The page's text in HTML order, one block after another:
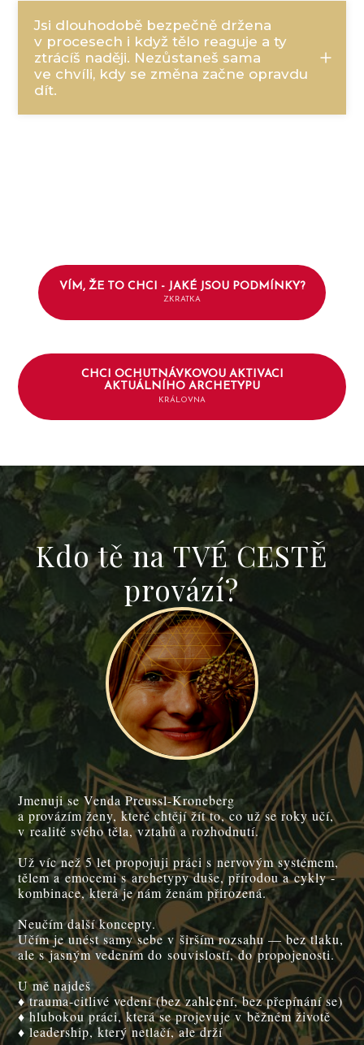
Jsi dlouhodobě bezpečně držena
v procesech i když tělo reaguje a ty
ztrácíš naději. Nezůstaneš sama
ve chvíli, kdy se změna začne opravdu
dít.
VÍM, ŽE TO CHCI - JAKÉ JSOU PODMÍNKY?
ZKRATKA
CHCI OCHUTNÁVKOVOU AKTIVACI
AKTUÁLNÍHO ARCHETYPU
KRÁLOVNA
Kdo tě na TVÉ CESTĚ
provází?
Jmenuji se Venda Preussl-Kroneberg
a provázím ženy, které chtějí žít to, co už se roky učí,
v realitě svého těla, vztahů a rozhodnutí.
Už víc než 5 let propojuji práci s nervovým systémem,
tělem a emocemi s archetypy duše, přírodou a cykly -
kombinace, která je nám ženám přirozená.
Neučím další koncepty.
Učím je unést samy sebe v širším rozsahu — bez tlaku,
ale s jasným vedením do souvislostí, do propojenosti.
U mě najdeš
♦ trauma-citlivé vedení (bez zahlcení, bez přepínání se)
♦ hlubokou práci, která se projevuje v běžném životě
♦ leadership, který netlačí, ale drží